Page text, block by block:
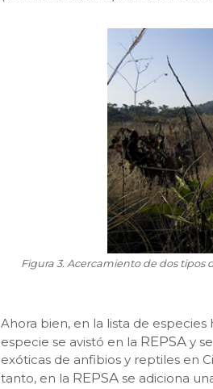
Figura 3. Acercamiento de dos tipos
Ahora bien, en la lista de
especie se avistó en la REPSA y
exóticas de anfibios y reptiles en
tanto, en la REPSA se adiciona